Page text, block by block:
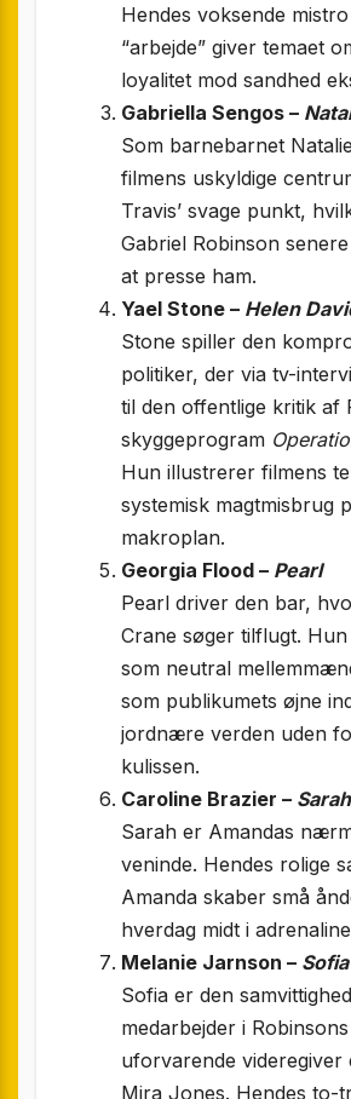
Hendes voksende
“arbejde” giver temaet
loyalitet mod sandhed
Gabriella Sengos –
Som barnebarnet
filmens uskyldige
Travis’ svage punkt,
Gabriel Robinson
at presse ham.
Yael Stone – Helen
Stone spiller den
politiker, der via tv-
til den offentlige kritik af
skyggeprogram
Hun illustrerer filmens
systemisk magtmisbrug
makroplan.
Georgia Flood – Pearl
Pearl driver den bar,
Crane søger tilflugt.
som neutral
som publikumets øjne
jordnære verden uden
kulissen.
Caroline Brazier – Sarah
Sarah er Amandas
veninde. Hendes rolige
Amanda skaber små
hverdag midt i
Melanie Jarnson –
Sofia er den
medarbejder i
uforvarende videregiver
Mira Jones. Hendes to-